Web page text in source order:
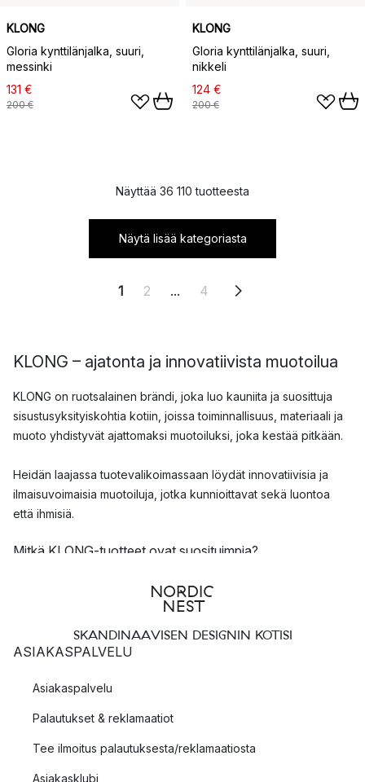
KLONG
Gloria kynttilänjalka, suuri,
messinki
131 €
200 €
KLONG
Gloria kynttilänjalka, suuri,
nikkeli
124 €
200 €
Näyttää 36 110 tuotteesta
Näytä lisää kategoriasta
1 2 ... 4
KLONG – ajatonta ja innovatiivista muotoilua
KLONG on ruotsalainen brändi, joka luo kauniita ja suosittuja
sisustusyksityiskohtia kotiin, joissa toiminnallisuus, materiaali ja
muoto yhdistyvät ajattomaksi muotoiluksi, joka kestää pitkään.
Heidän laajassa tuotevalikoimassaan löydät innovatiivisia ja
ilmaisuvoimaisia muotoiluja, jotka kunnioittavat sekä luontoa
että ihmisiä.
Mitkä KLONG-tuotteet ovat suosituimpia?
sekä lahjaksi rakkaalle että omaan nautintoon. Täältä löydät
sisustusyksityiskohtia.
Äng-maljakkoon
Constella-kynttilänjalka
SKANDINAAVISEN DESIGNIN KOTISI
ASIAKASPALVELU
Asiakaspalvelu
Palautukset & reklamaatiot
Tee ilmoitus palautuksesta/reklamaatiosta
Asiakasklubi